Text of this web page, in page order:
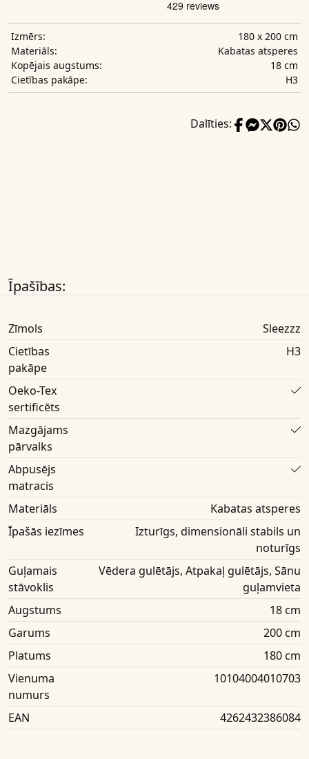
Izmērs:
180 x 200 cm
Materiāls:
Kabatas atsperes
Kopējais augstums:
18 cm
Cietības pakāpe:
H3
Dalīties:
Īpašības:
Zīmols
Sleezzz
Cietības
pakāpe
H3
Oeko-Tex
sertificēts
Mazgājams
pārvalks
Abpusējs
matracis
Materiāls
Kabatas atsperes
Īpašās iezīmes
Izturīgs, dimensionāli stabils un
noturīgs
Guļamais
stāvoklis
Vēdera gulētājs, Atpakaļ gulētājs, Sānu
guļamvieta
Augstums
18 cm
Garums
200 cm
Platums
180 cm
Vienuma
numurs
10104004010703
EAN 4262432386084